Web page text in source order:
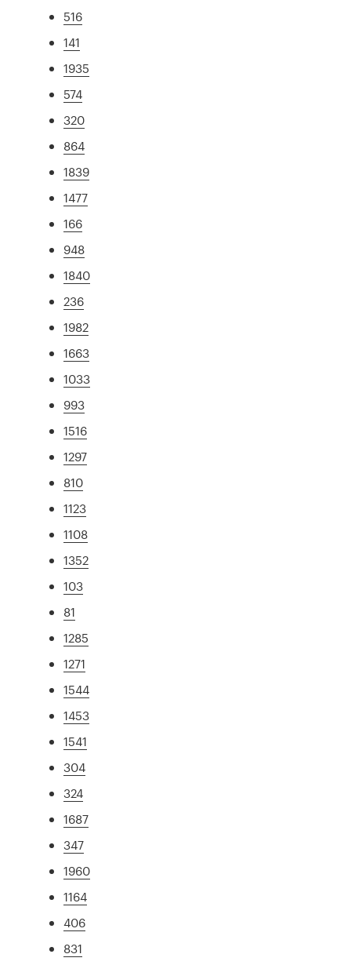
516
141
1935
574
320
864
1839
1477
166
948
1840
236
1982
1663
1033
993
1516
1297
810
1123
1108
1352
103
81
1285
1271
1544
1453
1541
304
324
1687
347
1960
1164
406
831